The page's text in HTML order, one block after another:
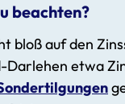
beachten?
bloß auf den
etwa